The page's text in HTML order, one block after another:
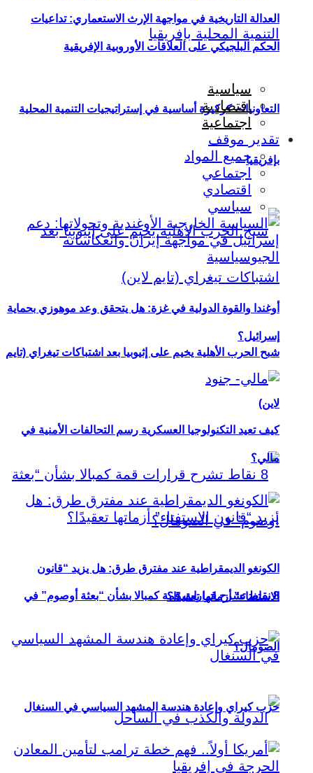
التعاونيات كركيزة أساسية في إستراتيجيات التنمية المحلية
بإفريقيا
شبح الحرب الأهلية يخيم على إثيوبيا بعد اشتباكات تيغراي (تايم
لاين)
8 نقاط تشرح قرارات قمة كمبالا بشأن “بعثة أوصوم” في
الصومال؟
العدالة التاريخية في مواجهة الإرث الاستعماري: تداعيات
الحكم البلجيكي على العلاقات الأوروبية الإفريقية
سياسية
اقتصادية
اجتماعية
تقدير موقف
جميع المواد
اجتماعي
اقتصادي
سياسي
أوغندا والقوة الدولية في غزة: هل يتحقق وعد موهوزي بحماية
إسرائيل؟
كيف تعيد التكنولوجيا العسكرية رسم التحالفات الأمنية في
مالي؟
الكونغو الديمقراطية عند مفترق طرق: هل يزيد “قانون
الاستفتاء” أزماتها تعقيدًا؟
حزب كيراي وإعادة هندسة المشهد السياسي في السنغال